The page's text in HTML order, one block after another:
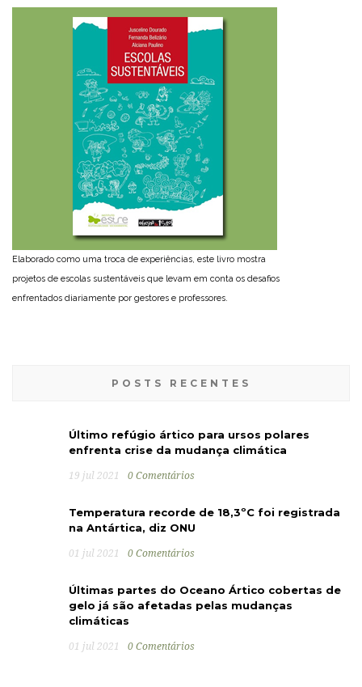
Elaborado como uma troca de experiências, este livro mostra
projetos de escolas sustentáveis que levam em conta os desafios
enfrentados diariamente por gestores e professores.
POSTS RECENTES
Último refúgio ártico para ursos polares
enfrenta crise da mudança climática
19 jul 2021 0 Comentários
Temperatura recorde de 18,3ºC foi registrada
na Antártica, diz ONU
01 jul 2021 0 Comentários
Últimas partes do Oceano Ártico cobertas de
gelo já são afetadas pelas mudanças
climáticas
01 jul 2021 0 Comentários